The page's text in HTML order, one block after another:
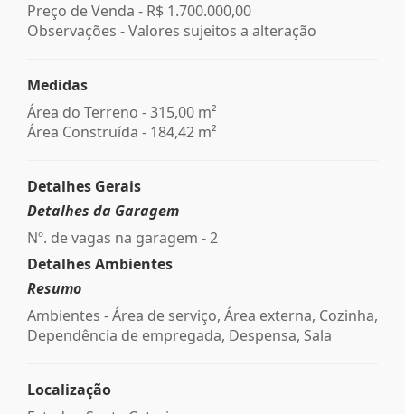
Preço de Venda - R$ 1.700.000,00
Observações - Valores sujeitos a alteração
Medidas
Área do Terreno - 315,00 m²
Área Construída - 184,42 m²
Detalhes Gerais
Detalhes da Garagem
Nº. de vagas na garagem - 2
Detalhes Ambientes
Resumo
Ambientes - Área de serviço, Área externa, Cozinha,
Dependência de empregada, Despensa, Sala
Localização